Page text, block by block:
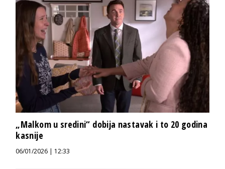
„Malkom u sredini“ dobija nastavak i to 20 godina
kasnije
06/01/2026 | 12:33